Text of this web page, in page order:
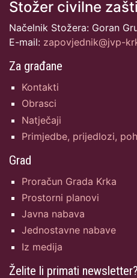
Stožer civilne
Načelnik Stožera: Goran
E-mail: zapovjednik@jvp-
Za građane
Kontakti
Obrasci
Natječaji
Primjedbe, prijedlozi,
Grad
Proračun Grada Krka
Prostorni planovi
Javna nabava
Jednostavne nabave
Iz medija
Želite li primati newsletter?